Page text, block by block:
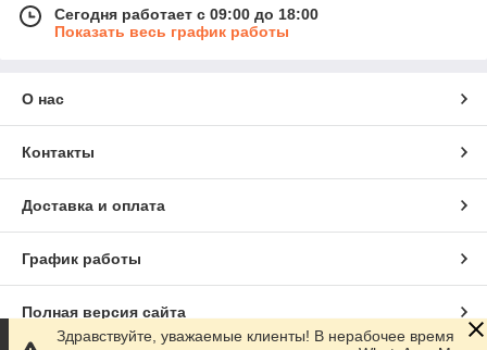
Сегодня работает с 09:00 до 18:00
Показать весь график работы
О нас
Контакты
Доставка и оплата
График работы
Полная версия сайта
Здравствуйте, уважаемые клиенты! В нерабочее время